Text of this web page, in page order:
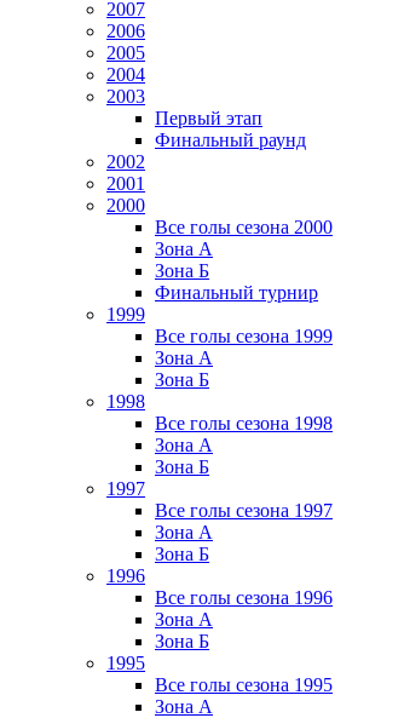
2007
2006
2005
2004
2003
Первый этап
Финальный раунд
2002
2001
2000
Все голы сезона 2000
Зона А
Зона Б
Финальный турнир
1999
Все голы сезона 1999
Зона А
Зона Б
1998
Все голы сезона 1998
Зона А
Зона Б
1997
Все голы сезона 1997
Зона А
Зона Б
1996
Все голы сезона 1996
Зона А
Зона Б
1995
Все голы сезона 1995
Зона А